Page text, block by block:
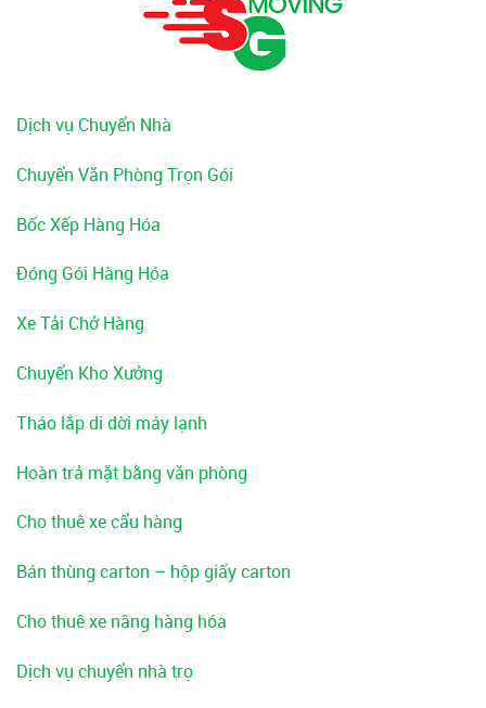
Dịch vụ Chuyển Nhà
Chuyển Văn Phòng Trọn Gói
Bốc Xếp Hàng Hóa
Đóng Gói Hàng Hóa
Xe Tải Chở Hàng
Chuyển Kho Xưởng
Tháo lắp di dời máy lạnh
Hoàn trả mặt bằng văn phòng
Cho thuê xe cẩu hàng
Bán thùng carton – hộp giấy carton
Cho thuê xe nâng hàng hóa
Dịch vụ chuyển nhà trọ